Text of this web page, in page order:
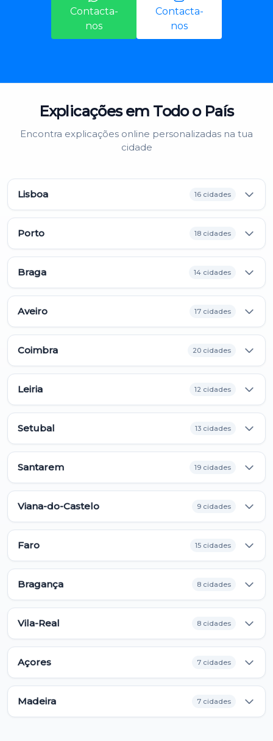
Contacta-
nos
Contacta-
nos
Explicações em Todo o País
Encontra explicações online personalizadas na tua
cidade
Lisboa 16 cidades
Porto 18 cidades
Braga 14 cidades
Aveiro 17 cidades
Coimbra 20 cidades
Leiria 12 cidades
Setubal 13 cidades
Santarem 19 cidades
Viana-do-Castelo 9 cidades
Faro 15 cidades
Bragança 8 cidades
Vila-Real 8 cidades
Açores 7 cidades
Madeira 7 cidades